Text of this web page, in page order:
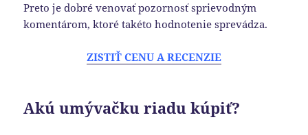
Preto je dobré venovať pozornosť sprievodným
komentárom, ktoré takéto hodnotenie sprevádza.
ZISTIŤ CENU A RECENZIE
Akú umývačku riadu kúpiť?